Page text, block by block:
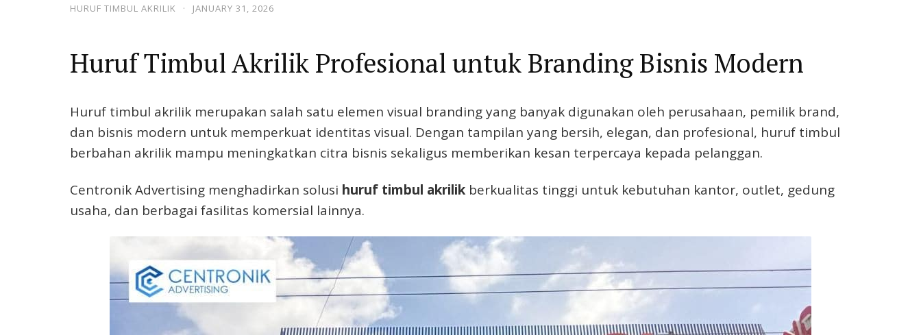
HURUF TIMBUL AKRILIK · JANUARY 31, 2026
Huruf Timbul Akrilik Profesional untuk Branding Bisnis Modern
Huruf timbul akrilik merupakan salah satu elemen visual branding yang banyak digunakan oleh perusahaan, pemilik brand,
dan bisnis modern untuk memperkuat identitas visual. Dengan tampilan yang bersih, elegan, dan profesional, huruf timbul
berbahan akrilik mampu meningkatkan citra bisnis sekaligus memberikan kesan terpercaya kepada pelanggan.
Centronik Advertising menghadirkan solusi huruf timbul akrilik berkualitas tinggi untuk kebutuhan kantor, outlet, gedung
usaha, dan berbagai fasilitas komersial lainnya.